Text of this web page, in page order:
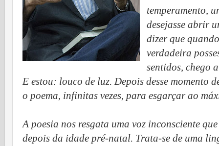
temperamento,
desejasse abrir
dizer que
verdadeira
sentidos, chego
E estou: louco de luz. Depois desse momento
o poema, infinitas vezes, para esgarçar ao
A poesia nos resgata uma voz inconsciente
depois da idade pré-natal. Trata-se de uma